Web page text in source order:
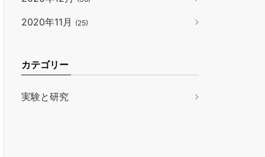
2020年11月 (25)
カテゴリー
実験と研究